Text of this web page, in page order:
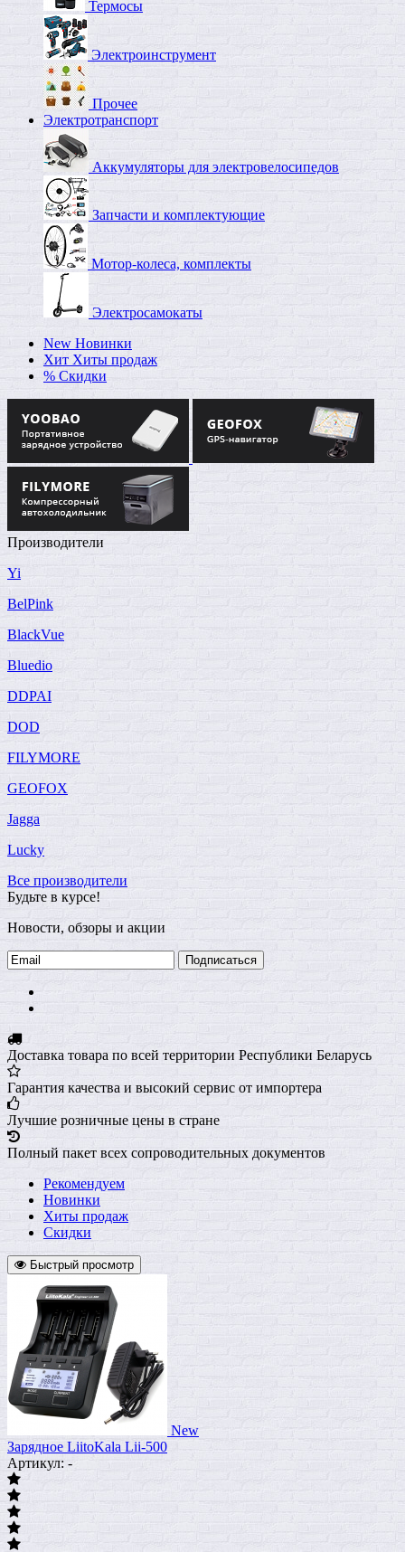
Термосы
Электроинструмент
Прочее
Электротранспорт
Аккумуляторы для электровелосипедов
Запчасти и комплектующие
Мотор-колеса, комплекты
Электросамокаты
New Новинки
Хит Хиты продаж
% Скидки
Производители
Yi
BelPink
BlackVue
Bluedio
DDPAI
DOD
FILYMORE
GEOFOX
Jagga
Lucky
Все производители
Будьте в курсе!
Новости, обзоры и акции
Подписаться
Доставка товара по всей территории Республики Беларусь
Гарантия качества и высокий сервис от импортера
Лучшие розничные цены в стране
Полный пакет всех сопроводительных документов
Рекомендуем
Новинки
Хиты продаж
Скидки
Быстрый просмотр
New
Зарядное LiitoKala Lii-500
Артикул: -